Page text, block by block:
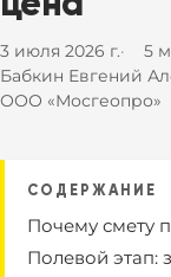
3 июля 2026 г.
5
Бабкин Евгений
ООО «Мосгеопро»
СОДЕРЖАНИЕ
Почему смету
Полевой этап: